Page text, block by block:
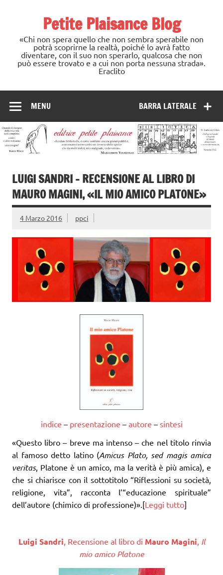
Petite Plaisance Blog
«Chi non spera quello che non sembra sperabile non
potrà scoprirne la realtà, poiché lo avrà fatto
diventare, con il suo non sperarlo, qualcosa che non
può essere trovato e a cui non porta nessuna strada».
Eraclito
BARRA LATERALE
MENU
LUIGI SANDRI – RECENSIONE AL LIBRO DI
MAURO MAGINI, «IL MIO AMICO PLATONE»
4 Marzo 2016 ppci
indice – presentazione – autore – sintesi
«Questo libro – breve ma intenso – che nel titolo rinvia
al famoso detto latino (Amicus Plato, sed magis amica
veritas, Platone è un amico, ma la verità è più amica), e
che si chiarisce con il sottotitolo “Riflessioni su società,
religione, vita”, racconta l’“educazione spirituale”
dell’autore (chimico di professione)».[Leggi tutto]
Luigi Sandri , Recensione al libro di Mauro Magini Il
mio amico Platone